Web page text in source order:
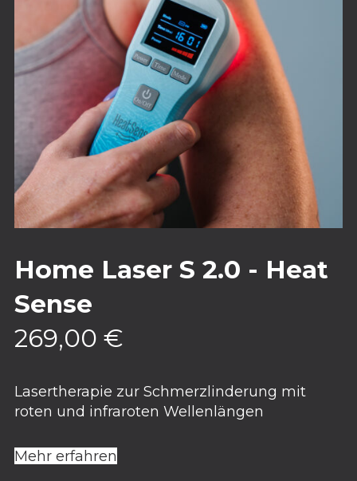
Home Laser S 2.0 - Heat
Sense
269,00 €
Lasertherapie zur Schmerzlinderung mit
roten und infraroten Wellenlängen
Mehr erfahren